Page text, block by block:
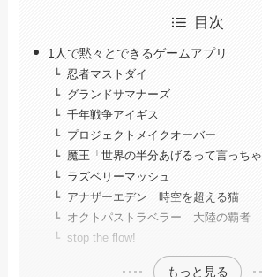
目次
1人で黙々とできるゲームアプリ
忍者マストダイ
グランドサマナーズ
千年戦争アイギス
プロジェクトメイクオーバー
魔王「世界の半分あげるって言っちゃ
ラズベリーマッシュ
アナザーエデン 時空を超える猫
オクトパストラベラー 大陸の覇者
stop the flow!
もっと見る